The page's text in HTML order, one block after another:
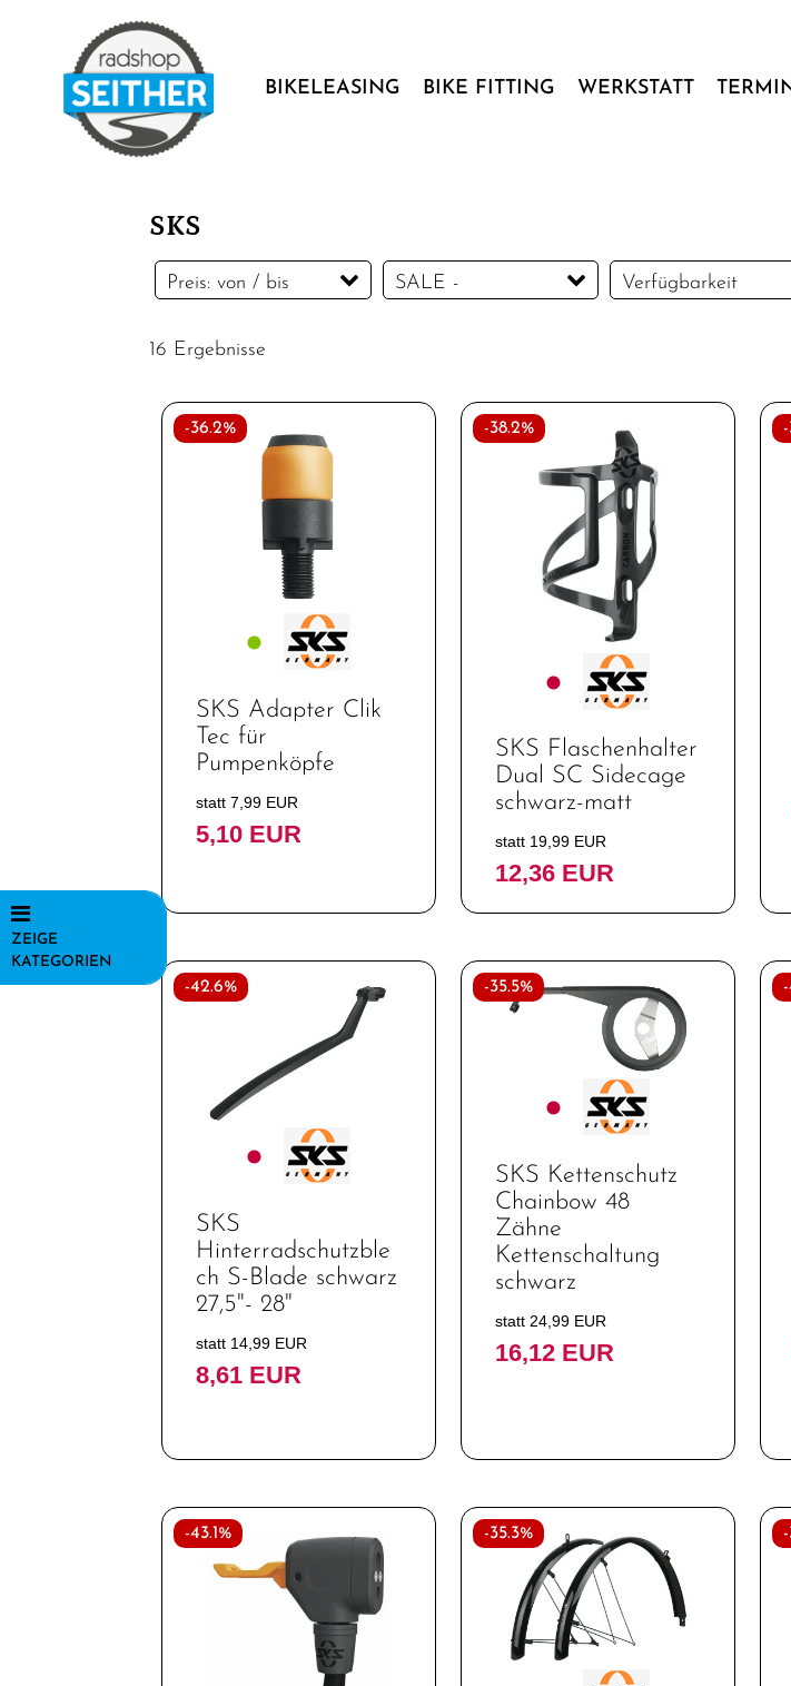
BIKELEASING BIKE FITTING WERKSTATT
ZEIGE
KATEGORIEN
SKS
Preis: von / bis
EUR
SALE -
Verfügbarkeit
16 Ergebnisse
-36.2%
SKS Adapter Clik
Tec für
Pumpenköpfe
statt 7,99 EUR
5,10 EUR
-38.2%
SKS Flaschenhalter
Dual SC Sidecage
schwarz-matt
statt 19,99 EUR
12,36 EUR
-42.6%
SKS
Hinterradschutzble
ch S-Blade schwarz
27,5"- 28"
statt 14,99 EUR
8,61 EUR
-35.5%
SKS Kettenschutz
Chainbow 48
Zähne
Kettenschaltung
schwarz
statt 24,99 EUR
16,12 EUR
-
-43.1% -35.3% -